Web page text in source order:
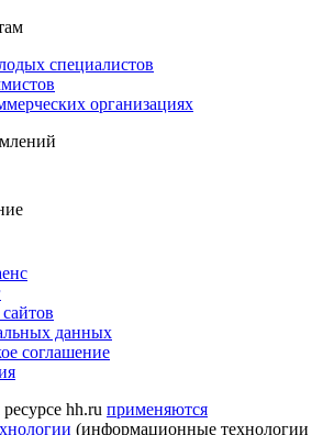
специалистов
организациях
данных
соглашение
hh.ru применяются
(информационные технологии